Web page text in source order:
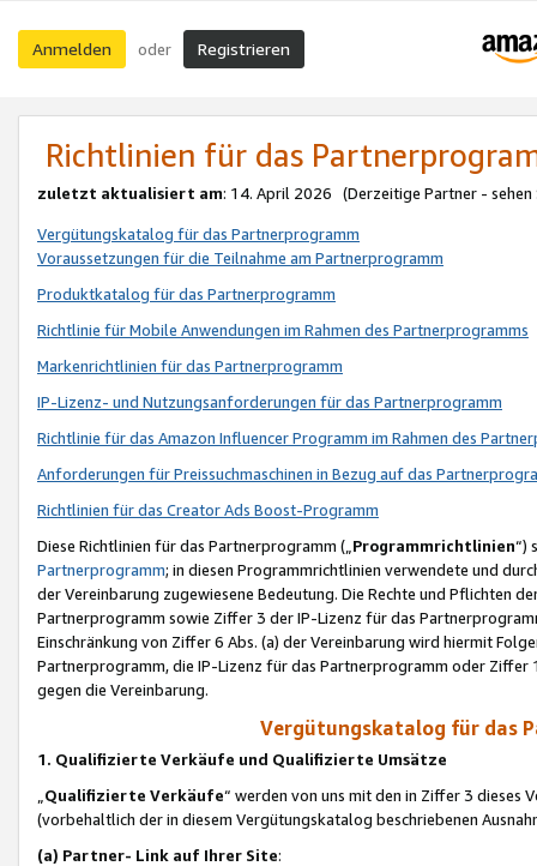
Anmelden oder Registrieren
Richtlinien für das
zuletzt aktualisiert am: 14. April 2026 (Derzeitige Partner - sehen
Vergütungskatalog für das Partnerprogramm
Voraussetzungen für die Teilnahme am Partnerprogramm
Produktkatalog für das Partnerprogramm
Richtlinie für Mobile Anwendungen im Rahmen des Partnerprogramms
Markenrichtlinien für das Partnerprogramm
IP-Lizenz- und Nutzungsanforderungen für das Partnerprogramm
Richtlinie für das Amazon Influencer Programm im Rahmen des
Anforderungen für Preissuchmaschinen in Bezug auf das
Richtlinien für das Creator Ads Boost-Programm
Diese Richtlinien für das Partnerprogramm („Programmrichtlinien“)
Partnerprogramm; in diesen Programmrichtlinien verwendete und
der Vereinbarung zugewiesene Bedeutung. Die Rechte und Pflichten
Partnerprogramm sowie Ziffer 3 der IP-Lizenz für das
Einschränkung von Ziffer 6 Abs. (a) der Vereinbarung wird hiermit
Partnerprogramm, die IP-Lizenz für das Partnerprogramm oder
gegen die Vereinbarung.
Vergütungskatalog für das
1. Qualifizierte Verkäufe und Qualifizierte Umsätze
Qualifizierte Verkäufe“ werden von uns mit den in Ziffer 3
(vorbehaltlich der in diesem Vergütungskatalog beschriebenen
(a) Partner- Link auf Ihrer Site: